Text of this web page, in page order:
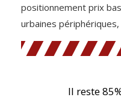
positionnement prix
urbaines périphériques,
Il reste